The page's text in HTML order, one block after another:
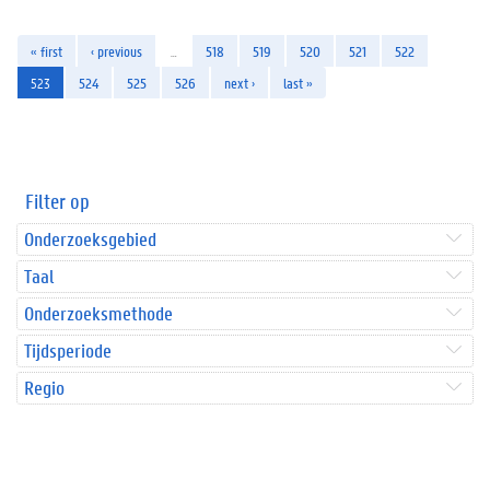
« first ‹ previous 518 519 520 521
522
523
524 525 526 next › last »
Filter op
Onderzoeksgebied
Taal
Onderzoeksmethode
Tijdsperiode
Regio